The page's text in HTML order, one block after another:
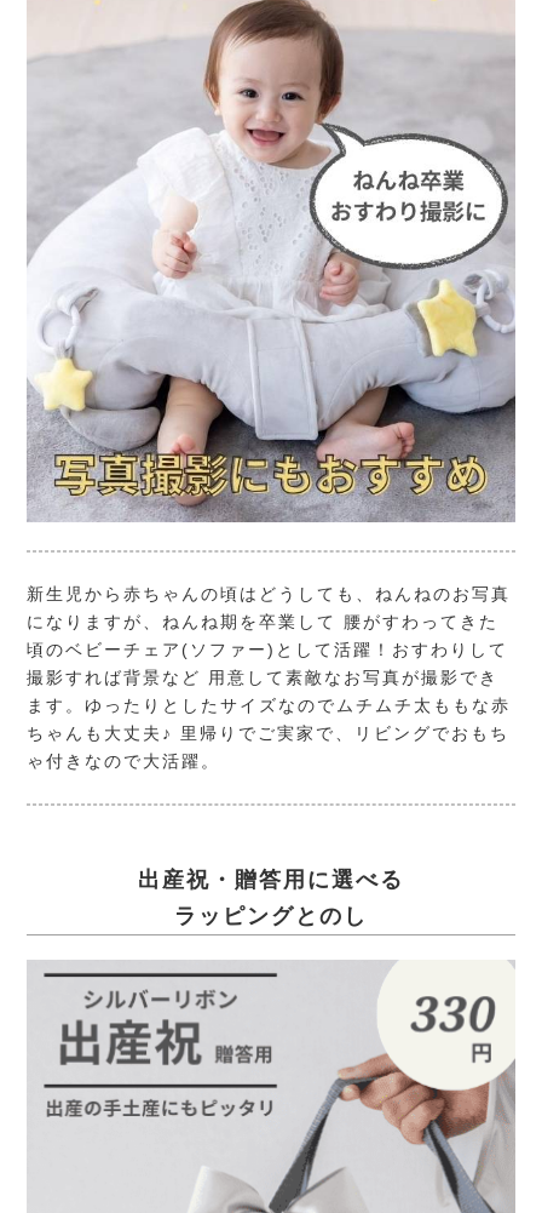
新生児から赤ちゃんの頃はどうしても、ねんねのお写真
になりますが、ねんね期を卒業して 腰がすわってきた
頃のベビーチェア(ソファー)として活躍！おすわりして
撮影すれば背景など 用意して素敵なお写真が撮影でき
ます。ゆったりとしたサイズなのでムチムチ太ももな赤
ちゃんも大丈夫♪ 里帰りでご実家で、リビングでおもち
ゃ付きなので大活躍。
出産祝・贈答用に選べる
ラッピングとのし